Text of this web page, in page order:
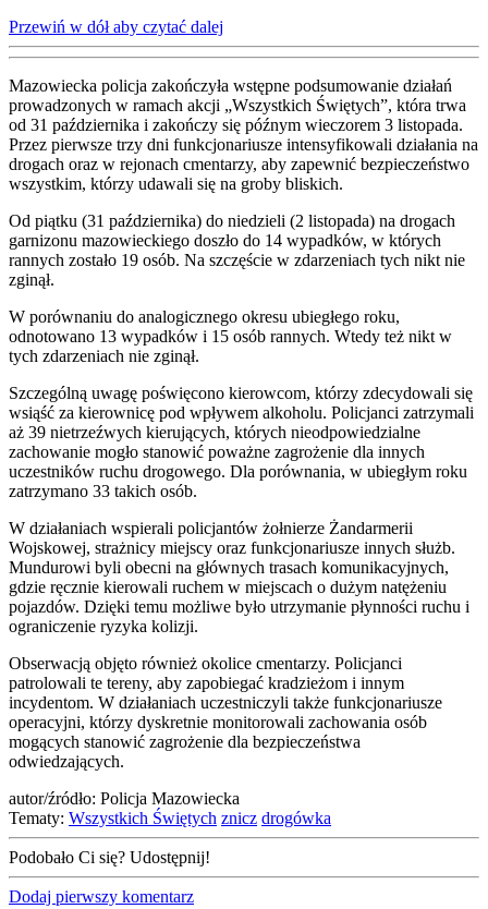
Przewiń w dół aby czytać dalej
Mazowiecka policja zakończyła wstępne podsumowanie działań
prowadzonych w ramach akcji „Wszystkich Świętych”, która trwa
od 31 października i zakończy się późnym wieczorem 3 listopada.
Przez pierwsze trzy dni funkcjonariusze intensyfikowali działania na
drogach oraz w rejonach cmentarzy, aby zapewnić bezpieczeństwo
wszystkim, którzy udawali się na groby bliskich.
Od piątku (31 października) do niedzieli (2 listopada) na drogach
garnizonu mazowieckiego doszło do 14 wypadków, w których
rannych zostało 19 osób. Na szczęście w zdarzeniach tych nikt nie
zginął.
W porównaniu do analogicznego okresu ubiegłego roku,
odnotowano 13 wypadków i 15 osób rannych. Wtedy też nikt w
tych zdarzeniach nie zginął.
Szczególną uwagę poświęcono kierowcom, którzy zdecydowali się
wsiąść za kierownicę pod wpływem alkoholu. Policjanci zatrzymali
aż 39 nietrzeźwych kierujących, których nieodpowiedzialne
zachowanie mogło stanowić poważne zagrożenie dla innych
uczestników ruchu drogowego. Dla porównania, w ubiegłym roku
zatrzymano 33 takich osób.
W działaniach wspierali policjantów żołnierze Żandarmerii
Wojskowej, strażnicy miejscy oraz funkcjonariusze innych służb.
Mundurowi byli obecni na głównych trasach komunikacyjnych,
gdzie ręcznie kierowali ruchem w miejscach o dużym natężeniu
pojazdów. Dzięki temu możliwe było utrzymanie płynności ruchu i
ograniczenie ryzyka kolizji.
Obserwacją objęto również okolice cmentarzy. Policjanci
patrolowali te tereny, aby zapobiegać kradzieżom i innym
incydentom. W działaniach uczestniczyli także funkcjonariusze
operacyjni, którzy dyskretnie monitorowali zachowania osób
mogących stanowić zagrożenie dla bezpieczeństwa
odwiedzających.
autor/źródło: Policja Mazowiecka
Tematy: Wszystkich Świętych znicz drogówka
Podobało Ci się? Udostępnij!
Dodaj pierwszy komentarz